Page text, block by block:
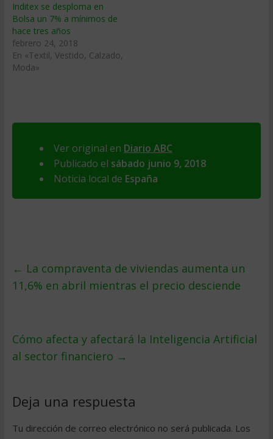
Inditex se desploma en
Bolsa un 7% a mínimos de
hace tres años
febrero 24, 2018
En «Textil, Vestido, Calzado,
Moda»
Ver original en Diario ABC
Publicado el sábado junio 9, 2018
Noticia local de España
← La compraventa de viviendas aumenta un
11,6% en abril mientras el precio desciende
Cómo afecta y afectará la Inteligencia Artificial
al sector financiero →
Deja una respuesta
Tu dirección de correo electrónico no será publicada. Los